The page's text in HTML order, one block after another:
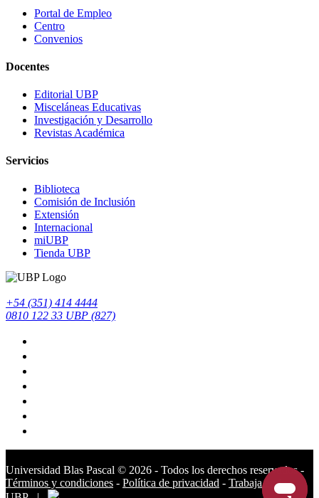
Portal de Empleo
Centro
Convenios
Docentes
Editorial UBP
Misceláneas Educativas
Investigación y Desarrollo
Revistas Académica
Servicios
Biblioteca
Comisión de Inclusión
Extensión
Internacional
miUBP
Tienda UBP
+54 (351) 414 4444
0810 122 33 UBP (827)
Universidad Blas Pascal ©️ 2026 - Todos los derechos reservados -
Términos y condiciones - Política de privacidad - Trabaja en la